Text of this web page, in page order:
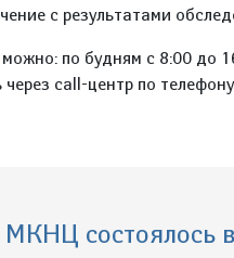
с результатами
по будням с 8:00 до
call-центр по
МКНЦ состоялось в